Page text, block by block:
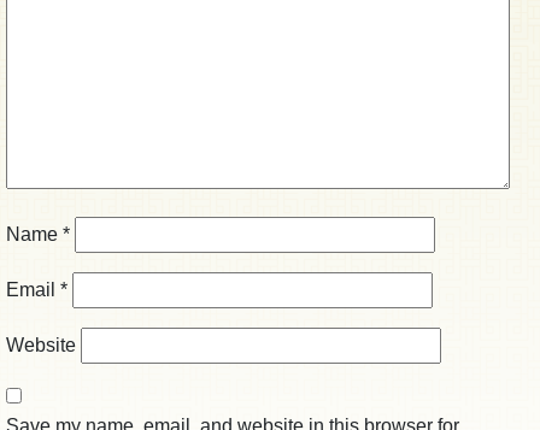
Name *
Email *
Website
Save my name, email, and website in this browser for